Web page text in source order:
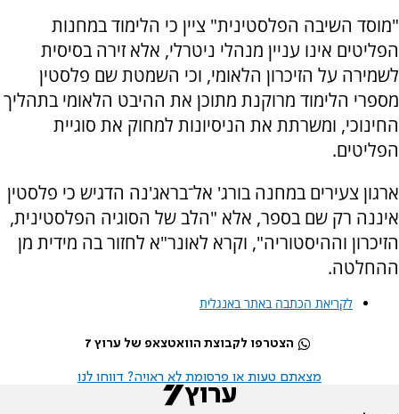
"מוסד השיבה הפלסטינית" ציין כי הלימוד במחנות
הפליטים אינו עניין מנהלי ניטרלי, אלא זירה בסיסית
לשמירה על הזיכרון הלאומי, וכי השמטת שם פלסטין
מספרי הלימוד מרוקנת מתוכן את ההיבט הלאומי בתהליך
החינוכי, ומשרתת את הניסיונות למחוק את סוגיית
הפליטים.
ארגון צעירים במחנה בורג' אל־בראג'נה הדגיש כי פלסטין
איננה רק שם בספר, אלא "הלב של הסוגיה הפלסטינית,
הזיכרון וההיסטוריה", וקרא לאונר"א לחזור בה מידית מן
ההחלטה.
לקריאת הכתבה באתר באנגלית
הצטרפו לקבוצת הוואטצאפ של ערוץ 7
מצאתם טעות או פרסומת לא ראויה? דווחו לנו